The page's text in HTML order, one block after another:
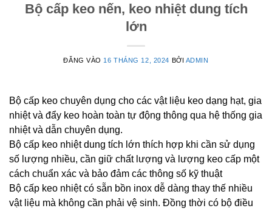
Bộ cấp keo nến, keo nhiệt dung tích
lớn
ĐĂNG VÀO 16 THÁNG 12, 2024 BỞI ADMIN
Bộ cấp keo chuyên dụng cho các vật liệu keo dạng hạt, gia
nhiệt và đẩy keo hoàn toàn tự động thông qua hệ thống gia
nhiệt và dẫn chuyên dụng.
Bộ cấp keo nhiệt dung tích lớn thích hợp khi cần sử dụng
số lượng nhiều, cần giữ chất lượng và lượng keo cấp một
cách chuẩn xác và bảo đảm các thông số kỹ thuật
Bộ cấp keo nhiệt có sẵn bồn inox dễ dàng thay thế nhiều
vật liệu mà không cần phải vệ sinh. Đồng thời có bộ điều